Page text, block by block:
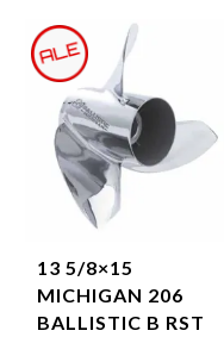
13 5/8×15
MICHIGAN 206
BALLISTIC B RST